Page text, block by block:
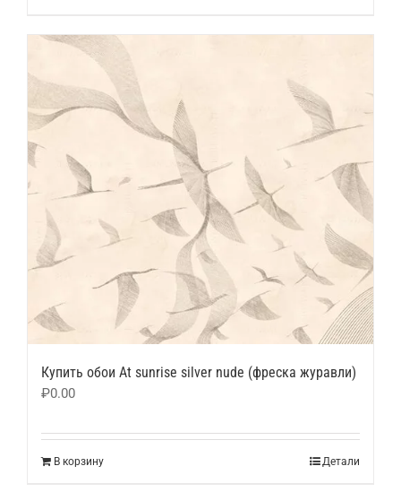
Купить обои At sunrise silver nude (фреска журавли)
₽0.00
В корзину Детали